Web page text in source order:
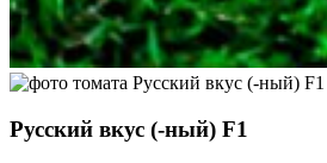
Русский вкус (-ный) F1